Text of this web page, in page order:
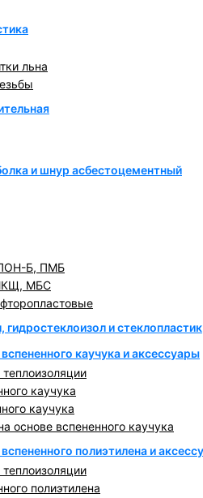
льна
и шнур асбестоцементный
ПОН-Б, ПМБ
МБС
гидростеклоизол и стеклопластик
каучука и аксессуары
каучука
каучука
основе вспененного каучука
полиэтилена и
полиэтилена